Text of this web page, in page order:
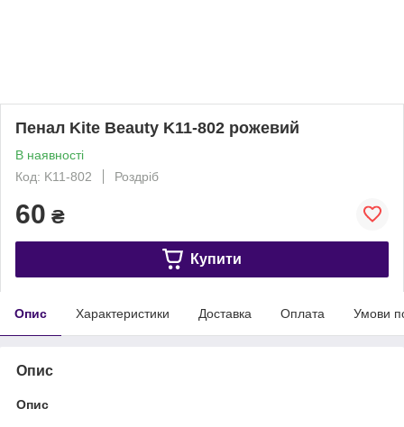
Пенал Kite Beauty K11-802 рожевий
В наявності
Код: K11-802
Роздріб
60 ₴
Купити
Опис Характеристики Доставка Оплата Умови
Опис
Опис